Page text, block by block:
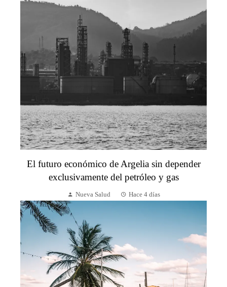
El futuro económico de Argelia sin depender
exclusivamente del petróleo y gas
Nueva Salud Hace 4 días